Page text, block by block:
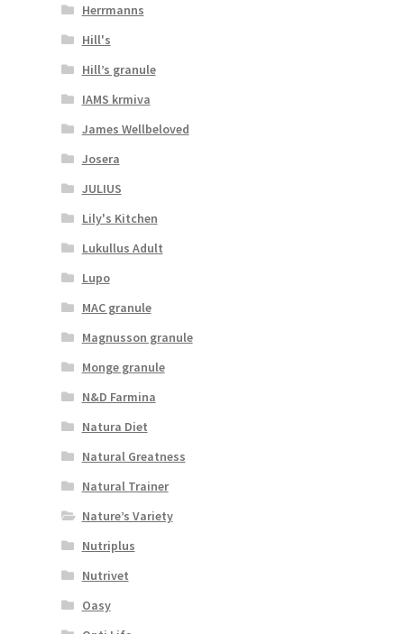
Herrmanns
Hill's
Hill’s granule
IAMS krmiva
James Wellbeloved
Josera
JULIUS
Lily's Kitchen
Lukullus Adult
Lupo
MAC granule
Magnusson granule
Monge granule
N&D Farmina
Natura Diet
Natural Greatness
Natural Trainer
Nature’s Variety
Nutriplus
Nutrivet
Oasy